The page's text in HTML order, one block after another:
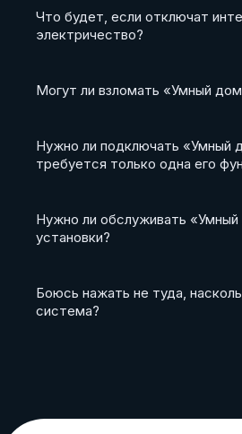
Что будет, если отключат
электричество?
Могут ли взломать «Умный
Нужно ли подключать «Умный
требуется только одна его
Нужно ли обслуживать
установки?
Боюсь нажать не туда,
система?